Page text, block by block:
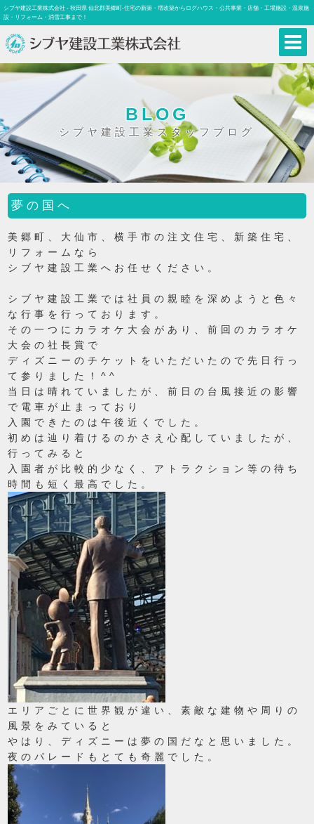
シブヤ建設工業株式会社 - 秋田県 仙北郡美郷町-住宅の新築・増改築からログハウス・公共事業・店舗・工場施設・温泉施
設・リフォーム・消雪工事まで！
BLOG
シブヤ建設工業スタッフブログ
夢の国へ
美郷町、大仙市、横手市の注文住宅、新築住宅、
リフォームなら
シブヤ建設工業へお任せください。
シブヤ建設工業では社員の親睦を深めようと色々
な行事を行っております。
その一つにカラオケ大会があり、前回のカラオケ
大会の社長賞で
ディズニーのチケットをいただいたので先日行っ
て参りました！^^
当日は晴れていましたが、前日の台風接近の影響
で電車が止まっており
入園できたのは午後近くでした。
初めは辿り着けるのかさえ心配していましたが、
行ってみると
入園者が比較的少なく、アトラクション等の待ち
時間も短く最高でした。
エリアごとに世界観が違い、素敵な建物や周りの
風景をみていると
やはり、ディズニーは夢の国だなと思いました。
夜のパレードもとても奇麗でした。